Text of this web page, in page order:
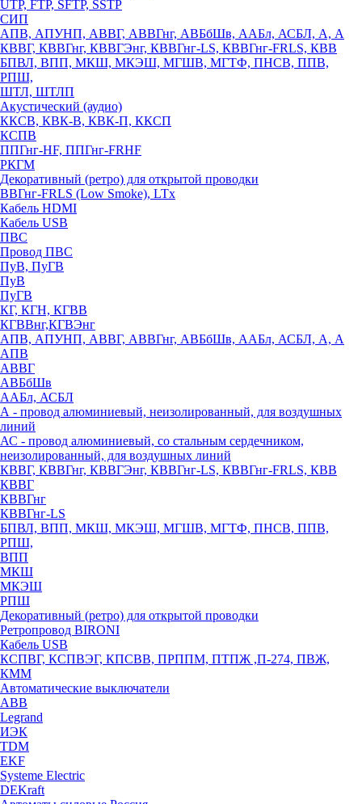
UTP, FTP, SFTP, SSTP
СИП
АПВ, АПУНП, АВВГ, АВВГнг, АВБбШв, ААБл, АСБЛ, А, А
КВВГ, КВВГнг, КВВГЭнг, КВВГнг-LS, КВВГнг-FRLS, КВВ
БПВЛ, ВПП, МКШ, МКЭШ, МГШВ, МГТФ, ПНСВ, ППВ,
РПШ,
ШТЛ, ШТЛП
Акустический (аудио)
ККСВ, КВК-В, КВК-П, ККСП
КСПВ
ППГнг-HF, ППГнг-FRHF
РКГМ
Декоративный (ретро) для открытой проводки
ВВГнг-FRLS (Low Smoke), LTx
Кабель HDMI
Кабель USB
ПВС
Провод ПВС
ПуВ, ПуГВ
ПуВ
ПуГВ
КГ, КГН, КГВВ
КГВВнг,КГВЭнг
АПВ, АПУНП, АВВГ, АВВГнг, АВБбШв, ААБл, АСБЛ, А, А
АПВ
АВВГ
АВБбШв
ААБл, АСБЛ
А - провод алюминиевый, неизолированный, для воздушных
линий
АС - провод алюминиевый, со стальным сердечником,
неизолированный, для воздушных линий
КВВГ, КВВГнг, КВВГЭнг, КВВГнг-LS, КВВГнг-FRLS, КВВ
КВВГ
КВВГнг
КВВГнг-LS
БПВЛ, ВПП, МКШ, МКЭШ, МГШВ, МГТФ, ПНСВ, ППВ,
РПШ,
ВПП
МКШ
МКЭШ
РПШ
Декоративный (ретро) для открытой проводки
Ретропровод BIRONI
Кабель USB
КСПВГ, КСПВЭГ, КПСВВ, ПРППМ, ПТПЖ ,П-274, ПВЖ,
КММ
Автоматические выключатели
ABB
Legrand
ИЭК
TDM
EKF
Systeme Electric
DEKraft